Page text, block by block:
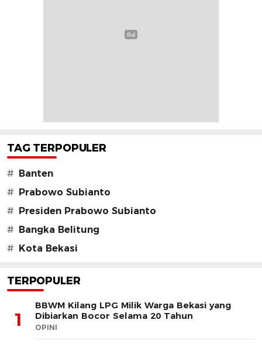
TAG TERPOPULER
# Banten
# Prabowo Subianto
# Presiden Prabowo Subianto
# Bangka Belitung
# Kota Bekasi
TERPOPULER
1
BBWM Kilang LPG Milik Warga Bekasi yang
Dibiarkan Bocor Selama 20 Tahun
OPINI